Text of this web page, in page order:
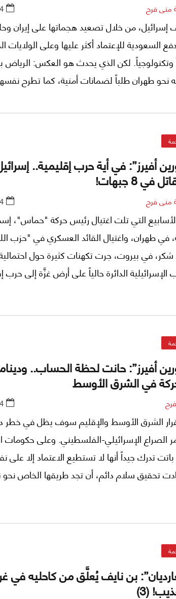
منى فرح
إسرائيل، من خلال تصعيد هجماتها على إيران
السعودية للإعتماد أكثر عليها وعلى الولايات
وتكنولوجياً. لكن الذي يحدث هو العكس: الرياض
نحو طهران طلباً لضمانات أمنية، كما تطرح
"فورين أفيرز" (*).
أفيرز”: في أية حرب إقليمية..
في 8 جبهات!
منى فرح
التي تلت اغتيال رئيس حركة "حماس"،
في طهران، واغتيال القائد العسكري في "حزب
شكر، في بيروت، جرت تكهنات كثيرة حول
الإسرائيلية الدائرة حالياً على أرض غزَّة إلى حرب
كما يقول الباحث الإسرائيلي أساف أوريون، في
"فورين أفيرز".
أفيرز”: حانت لحظة الحساب..
في الشرق الأوسط
الشرق الأوسط والإقليم سوف يظل في خطر
الصراع الإسرائيلي-الفلسطيني. وعلى حكومات
تدرك جيداً أنها لا تستطيع الاعتماد إلا على
تحقيق سلام دائم، أن تجد طريقها الخاص
بن نايف يُعلَّق من كاحليه في
(3)